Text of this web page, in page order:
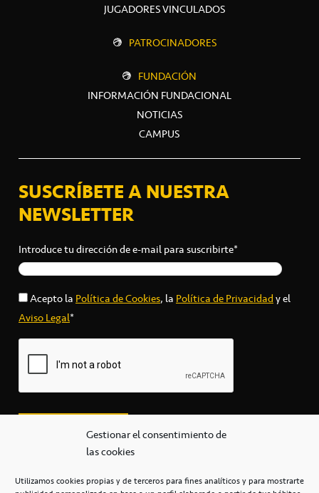
Gestionar el consentimiento de
las cookies
Utilizamos cookies propias y de terceros para fines analíticos y para mostrarte
JUGADORES VINCULADOS
PATROCINADORES
FUNDACIÓN
INFORMACIÓN FUNDACIONAL
NOTICIAS
CAMPUS
SUSCRÍBETE A NUESTRA
NEWSLETTER
Introduce tu dirección de e-mail para suscribirte*
Acepto laPolítica de Cookies, laPolítica de Privacidady el
Aviso Legal*